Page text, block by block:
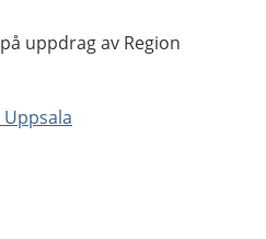
uppdrag av Region